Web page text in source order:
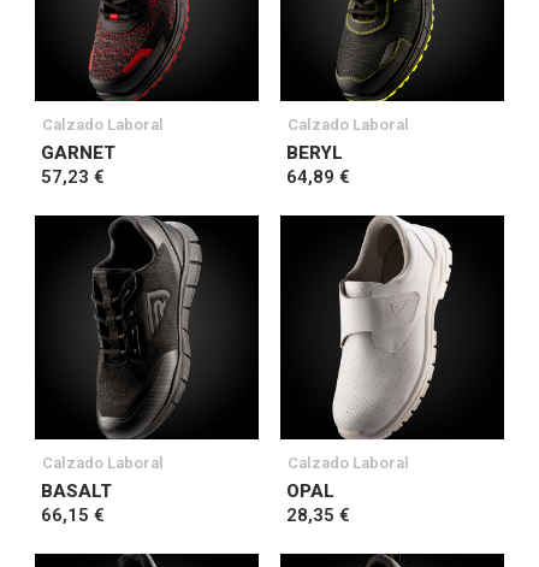
Calzado Laboral
GARNET
57,23 €
Calzado Laboral
BERYL
64,89 €
Calzado Laboral
BASALT
66,15 €
Calzado Laboral
OPAL
28,35 €